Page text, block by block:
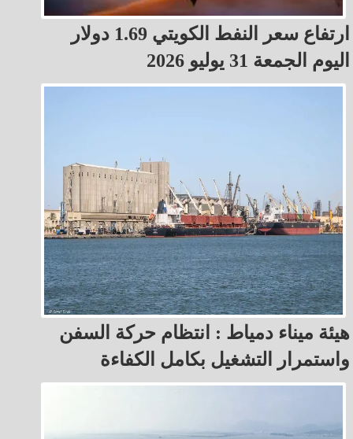
ارتفاع سعر النفط الكويتي 1.69 دولار
اليوم الجمعة 31 يوليو 2026
هيئة ميناء دمياط : انتظام حركة السفن
واستمرار التشغيل بكامل الكفاءة